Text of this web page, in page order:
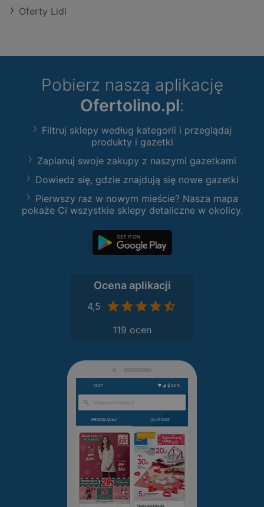
Oferty Lidl
Pobierz naszą aplikację
Ofertolino.pl:
Filtruj sklepy według kategorii i przeglądaj
produkty i gazetki
Zaplanuj swoje zakupy z naszymi gazetkami
Dowiedz się, gdzie znajdują się nowe gazetki
Pierwszy raz w nowym mieście? Nasza mapa
pokaże Ci wszystkie sklepy detaliczne w okolicy.
Ocena aplikacji
4,5
119 ocen